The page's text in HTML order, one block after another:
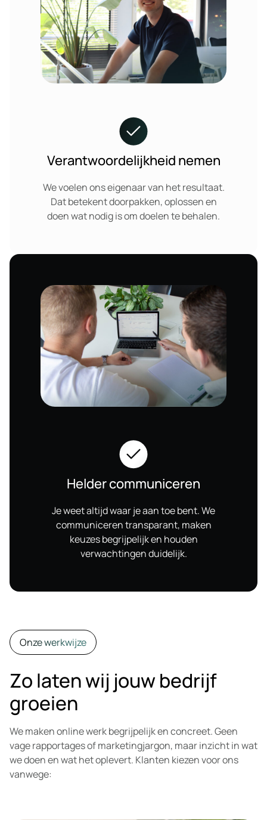
Verantwoordelijkheid nemen
We voelen ons eigenaar van het resultaat.
Dat betekent doorpakken, oplossen en
doen wat nodig is om doelen te behalen.
Helder communiceren
Je weet altijd waar je aan toe bent. We
communiceren transparant, maken
keuzes begrijpelijk en houden
verwachtingen duidelijk.
Onze werkwijze
Zo laten wij jouw bedrijf
groeien
We maken online werk begrijpelijk en concreet. Geen
vage rapportages of marketingjargon, maar inzicht in wat
we doen en wat het oplevert. Klanten kiezen voor ons
vanwege: